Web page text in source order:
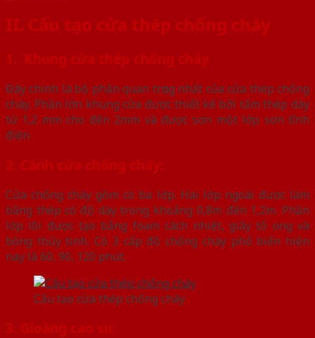
II. Cấu tạo cửa thép chống cháy
1. Khung cửa thép chống cháy
Đây chính là bộ phận quan trọng nhất của cửa thép chống
cháy. Phần lớn khung cửa được thiết kế bởi tấm thép dày
từ 1,2 mm cho đến 2mm và được sơn một lớp sơn tĩnh
điện
2. Cánh cửa chống cháy:
Cửa chống cháy gồm có ba lớp. Hai lớp ngoài được làm
bằng thép có độ dày trong khoảng 0,8m đến 1,2m. Phần
lớp lõi được tạo bằng foam cách nhiệt, giấy tổ ong và
bông thủy tinh. Có 3 cấp độ chống cháy phổ biến hiện
nay là 60, 90, 120 phút.
Cấu tạo cửa thép chống cháy
3. Gioăng cao su: